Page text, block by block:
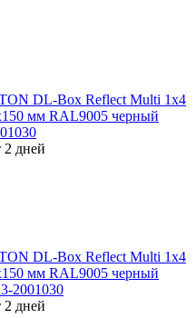
DL-Box Reflect Multi 1x4
мм RAL9005 черный
2 дней
DL-Box Reflect Multi 1x4
мм RAL9005 черный
2001030
2 дней